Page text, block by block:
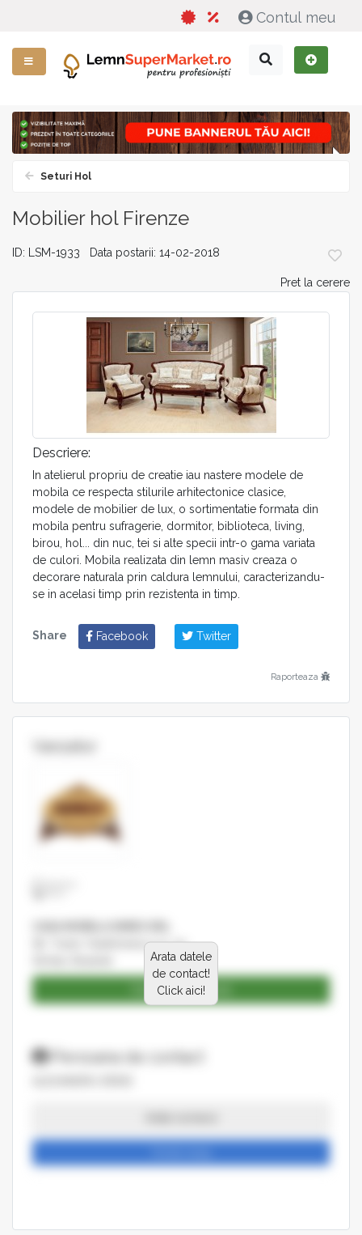
Contul meu
Seturi Hol
Mobilier hol Firenze
ID: LSM-1933 Data postarii: 14-02-2018
Pret la cerere
Descriere:
In atelierul propriu de creatie iau nastere modele de
mobila ce respecta stilurile arhitectonice clasice,
modele de mobilier de lux, o sortimentatie formata din
mobila pentru sufragerie, dormitor, biblioteca, living,
birou, hol... din nuc, tei si alte specii intr-o gama variata
de culori. Mobila realizata din lemn masiv creaza o
decorare naturala prin caldura lemnului, caracterizandu-
se in acelasi timp prin rezistenta in timp.
Share Facebook Twitter
Raporteaza
Arata datele
de contact!
Click aici!
Str. Tudor Vladimirescu nr. 24
Catalog produse
Persoana de contact